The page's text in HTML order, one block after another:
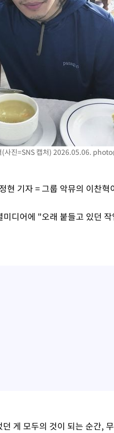
기 들여다보니…한국 축구 '5승 2무'
(0.36%) 내린 798.81마감
보합…0.60% 내린 6258.77에 마쳐
내린 1416.1원 마감
측…서울, 2018년 이후 첫 40도
용공간 확보' 신용해 前교정본부장
파문…"국민적 공분에 수사 재개"
대 파문까지…'쑥대밭' 된 축구협회
부위원장에 김태유 서울대 공대 교
차기 발언' 진종오·서범수 징계 절차
수입 27.5%↑…무역총액
명 돌파, 4053명 발생 1850명 사망
독 원인은 멕시코산 할라피뇨"-- CDC
도 평택사업장 끼임 사망 관련 압수수
사진=SNS 캡처) 2026.05.06.
현 기자 = 그룹 악뮤의 이찬
미디어에 "오래 붙들고 있던
게 모두의 것이 되는 순간,